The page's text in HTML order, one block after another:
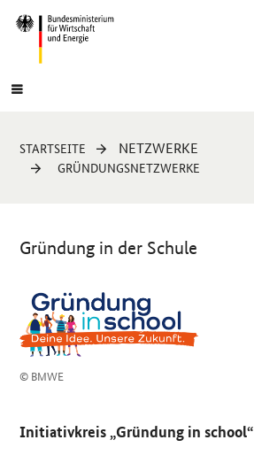
Navigation
Hauptmenü
Sie
sind
STARTSEITE NETZWERKE
GRÜNDUNGSNETZWERKE
Gründung in der Schule
© BMWE
Initiativkreis „Gründung in school“